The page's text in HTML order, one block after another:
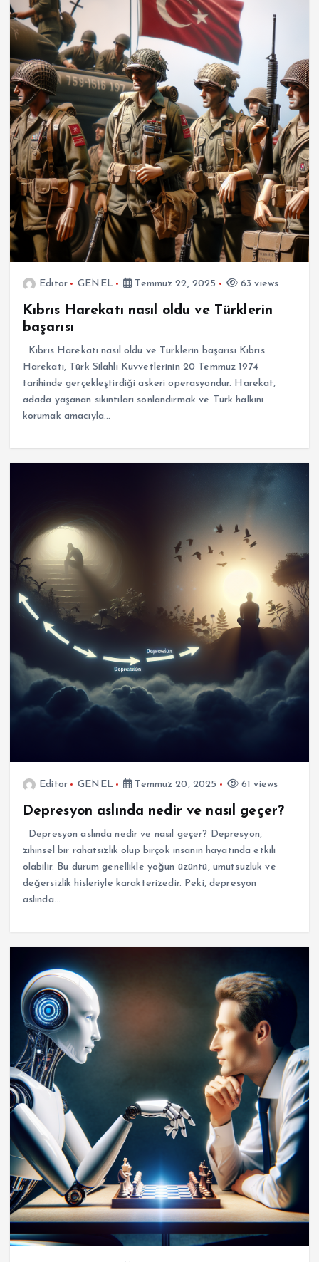
Editor GENEL Temmuz 22, 2025 63 views
Kıbrıs Harekatı nasıl oldu ve Türklerin
başarısı
Kıbrıs Harekatı nasıl oldu ve Türklerin başarısı Kıbrıs
Harekatı, Türk Silahlı Kuvvetlerinin 20 Temmuz 1974
tarihinde gerçekleştirdiği askeri operasyondur. Harekat,
adada yaşanan sıkıntıları sonlandırmak ve Türk halkını
korumak amacıyla…
Editor GENEL Temmuz 20, 2025 61 views
Depresyon aslında nedir ve nasıl geçer?
Depresyon aslında nedir ve nasıl geçer? Depresyon,
zihinsel bir rahatsızlık olup birçok insanın hayatında etkili
olabilir. Bu durum genellikle yoğun üzüntü, umutsuzluk ve
değersizlik hisleriyle karakterizedir. Peki, depresyon
aslında…